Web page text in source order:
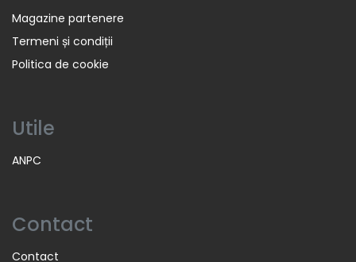
Magazine partenere
Termeni și condiții
Politica de cookie
Utile
ANPC
Contact
Contact